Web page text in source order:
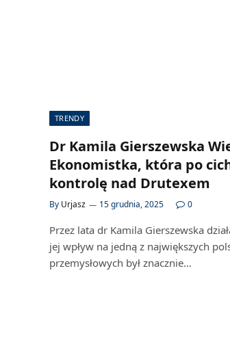
TRENDY
Dr Kamila Gierszewska
Ekonomistka, która po
kontrolę nad Drutexem
By Urjasz 15 grudnia, 2025 0
Przez lata dr Kamila Gierszewska
jej wpływ na jedną z największych
przemysłowych był znacznie…